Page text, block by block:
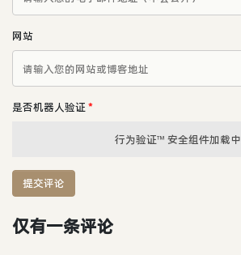
网站
是否机器人验证 *
行为验证™ 安全组件加载
提交评论
仅有一条评论